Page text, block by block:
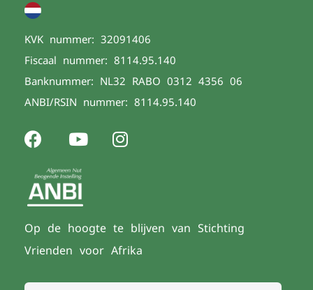
KVK nummer: 32091406
Fiscaal nummer: 8114.95.140
Banknummer: NL32 RABO 0312 4356 06
ANBI/RSIN nummer: 8114.95.140
Op de hoogte te blijven van Stichting
Vrienden voor Afrika